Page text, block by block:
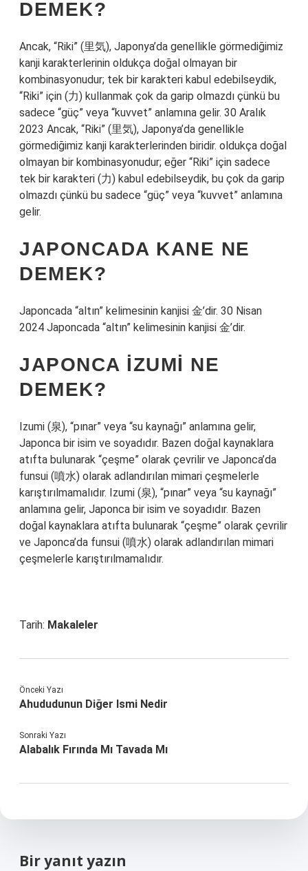
DEMEK?
Ancak, “Riki” (里気), Japonya’da genellikle görmediğimiz
kanji karakterlerinin oldukça doğal olmayan bir
kombinasyonudur; tek bir karakteri kabul edebilseydik,
“Riki” için (力) kullanmak çok da garip olmazdı çünkü bu
sadece “güç” veya “kuvvet” anlamına gelir. 30 Aralık
2023 Ancak, “Riki” (里気), Japonya’da genellikle
görmediğimiz kanji karakterlerinden biridir. oldukça doğal
olmayan bir kombinasyonudur; eğer “Riki” için sadece
tek bir karakteri (力) kabul edebilseydik, bu çok da garip
olmazdı çünkü bu sadece “güç” veya “kuvvet” anlamına
gelir.
JAPONCADA KANE NE
DEMEK?
Japoncada “altın” kelimesinin kanjisi 金’dir. 30 Nisan
2024 Japoncada “altın” kelimesinin kanjisi 金’dir.
JAPONCA IZUMI NE
DEMEK?
Izumi (泉), “pınar” veya “su kaynağı” anlamına gelir,
Japonca bir isim ve soyadıdır. Bazen doğal kaynaklara
atıfta bulunarak “çeşme” olarak çevrilir ve Japonca’da
funsui (噴水) olarak adlandırılan mimari çeşmelerle
karıştırılmamalıdır. Izumi (泉), “pınar” veya “su kaynağı”
anlamına gelir, Japonca bir isim ve soyadıdır. Bazen
doğal kaynaklara atıfta bulunarak “çeşme” olarak çevrilir
ve Japonca’da funsui (噴水) olarak adlandırılan mimari
çeşmelerle karıştırılmamalıdır.
Tarih: Makaleler
Önceki Yazı
Ahududunun Diğer Ismi Nedir
Sonraki Yazı
Alabalık Fırında Mı Tavada Mı
Bir yanıt yazın